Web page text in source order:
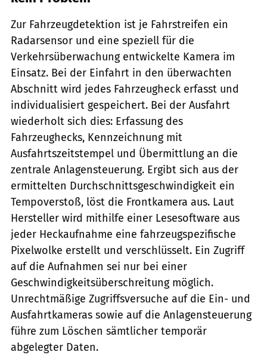
Zur Fahrzeugdetektion ist je Fahrstreifen ein
Radarsensor und eine speziell für die
Verkehrsüberwachung entwickelte Kamera im
Einsatz. Bei der Einfahrt in den überwachten
Abschnitt wird jedes Fahrzeugheck erfasst und
individualisiert gespeichert. Bei der Ausfahrt
wiederholt sich dies: Erfassung des
Fahrzeughecks, Kennzeichnung mit
Ausfahrtszeitstempel und Übermittlung an die
zentrale Anlagensteuerung. Ergibt sich aus der
ermittelten Durchschnittsgeschwindigkeit ein
Tempoverstoß, löst die Frontkamera aus. Laut
Hersteller wird mithilfe einer Lesesoftware aus
jeder Heckaufnahme eine fahrzeugspezifische
Pixelwolke erstellt und verschlüsselt. Ein Zugriff
auf die Aufnahmen sei nur bei einer
Geschwindigkeits­überschreitung möglich.
Unrechtmäßige Zugriffsversuche auf die Ein- und
Ausfahrtkameras sowie auf die Anlagensteuerung
führe zum Löschen sämtlicher temporär
abgelegter Daten.